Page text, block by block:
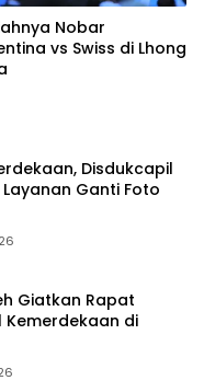
Nobar
vs Swiss di Lhong
Disdukcapil
Ganti Foto
Giatkan Rapat
Kemerdekaan di